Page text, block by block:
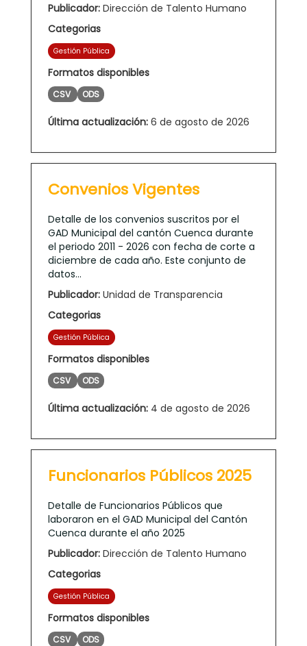
Publicador: Dirección de Talento Humano
Categorias
Gestión Pública
Formatos disponibles
CSV ODS
Última actualización: 6 de agosto de 2026
Convenios Vigentes
Detalle de los convenios suscritos por el
GAD Municipal del cantón Cuenca durante
el periodo 2011 - 2026 con fecha de corte a
diciembre de cada año. Este conjunto de
datos...
Publicador: Unidad de Transparencia
Categorias
Gestión Pública
Formatos disponibles
CSV ODS
Última actualización: 4 de agosto de 2026
Funcionarios Públicos 2025
Detalle de Funcionarios Públicos que
laboraron en el GAD Municipal del Cantón
Cuenca durante el año 2025
Publicador: Dirección de Talento Humano
Categorias
Gestión Pública
Formatos disponibles
CSV ODS